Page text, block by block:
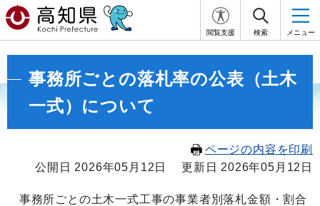
閲覧支援 検索 メニュー
事務所ごとの落札率の公表（土木
一式）について
ページの内容を印刷
公開日 2026年05月12日
更新日 2026年05月12日
事務所ごとの土木一式工事の事業者別落札金額・割合